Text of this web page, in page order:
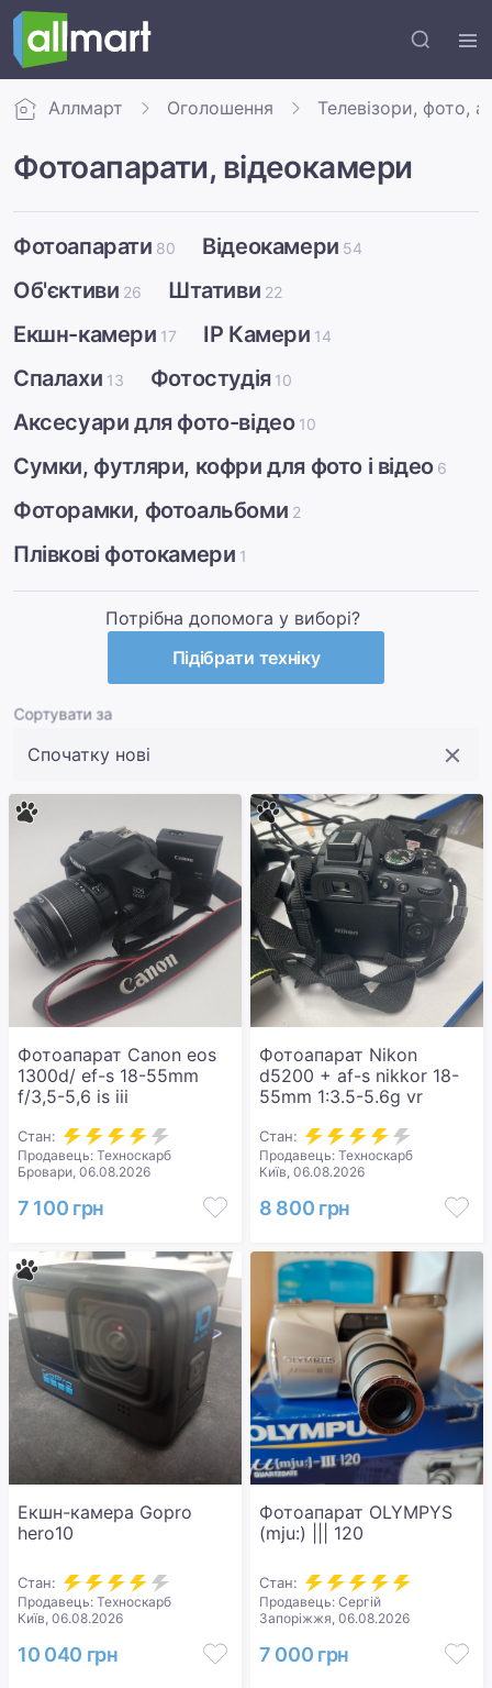
Аллмарт Оголошення Телевізори, фото,
Фотоапарати, відеокамери
Фотоапарати 80 Відеокамери 54
Об'єктиви 26 Штативи 22
Екшн-камери 17 IP Камери 14
Спалахи 13 Фотостудія 10
Аксесуари для фото-відео 10
Сумки, футляри, кофри для фото і відео 6
Фоторамки, фотоальбоми 2
Плівкові фотокамери 1
Потрібна допомога у виборі?
Підібрати техніку
Сортувати за
Фотоапарат Canon eos
1300d/ ef-s 18-55mm
f/3,5-5,6 is iii
Стан:
Продавець: Техноскарб
Бровари, 06.08.2026
7 100 грн
Фотоапарат Nikon
d5200 + af-s nikkor 18-
55mm 1:3.5-5.6g vr
Стан:
Продавець: Техноскарб
Київ, 06.08.2026
8 800 грн
Екшн-камера Gopro
hero10
Стан:
Продавець: Техноскарб
Київ, 06.08.2026
10 040 грн
Фотоапарат OLYMPYS
(mju:) ||| 120
Стан:
Продавець: Сергій
Запоріжжя, 06.08.2026
7 000 грн